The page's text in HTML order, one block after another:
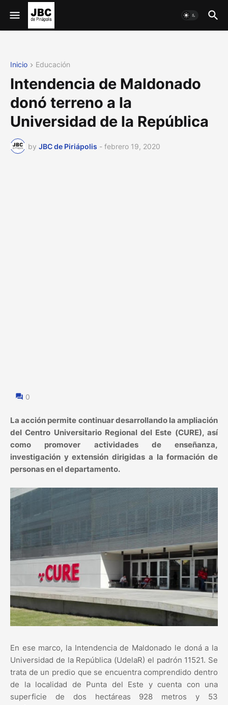
Inicio Educación
Intendencia de Maldonado
donó terreno a la
Universidad de la República
by JBC de Piriápolis - febrero 19, 2020
0
La acción permite continuar desarrollando la ampliación
del Centro Universitario Regional del Este (CURE), así
como promover actividades de enseñanza,
investigación y extensión dirigidas a la formación de
personas en el departamento.
En ese marco, la Intendencia de Maldonado le doná a la
Universidad de la República (UdelaR) el padrón 11521. Se
trata de un predio que se encuentra comprendido dentro
de la localidad de Punta del Este y cuenta con una
superficie de dos hectáreas 928 metros y 53